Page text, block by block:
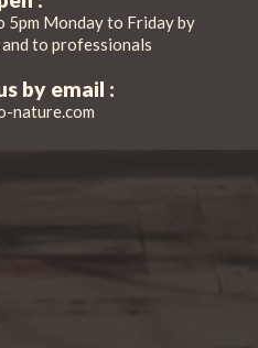
5pm Monday to Friday by
to professionals
by email :
nature.com